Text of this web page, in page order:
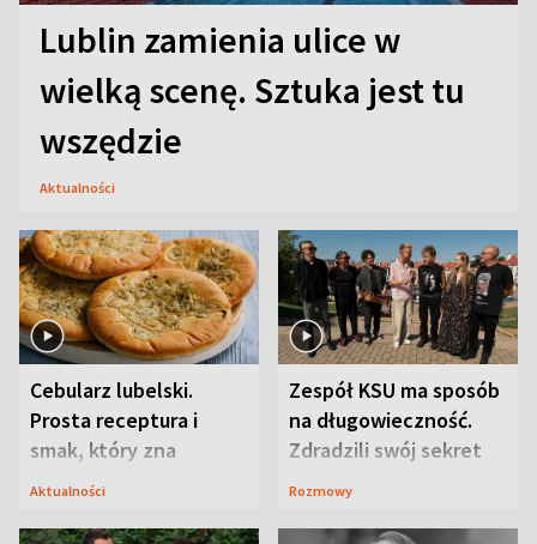
Lublin zamienia ulice w
wielką scenę. Sztuka jest tu
wszędzie
Aktualności
Cebularz lubelski.
Prosta receptura i
smak, który zna
Lubelszczyzna
Aktualności
Zespół KSU ma sposób
na długowieczność.
Zdradzili swój sekret
Rozmowy